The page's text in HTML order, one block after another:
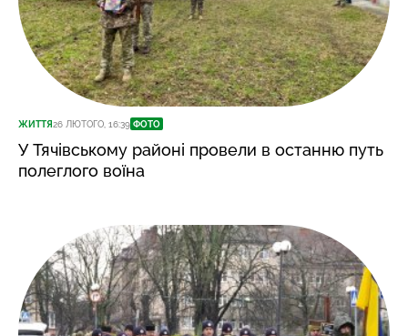
ЖИТТЯ26 ЛЮТОГО, 16:39 ФОТО
У Тячівському районі провели в останню путь
полеглого воїна